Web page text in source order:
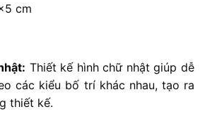
cm
Thiết kế hình chữ nhật giúp dễ
các kiểu bố trí khác nhau, tạo ra
thiết kế.